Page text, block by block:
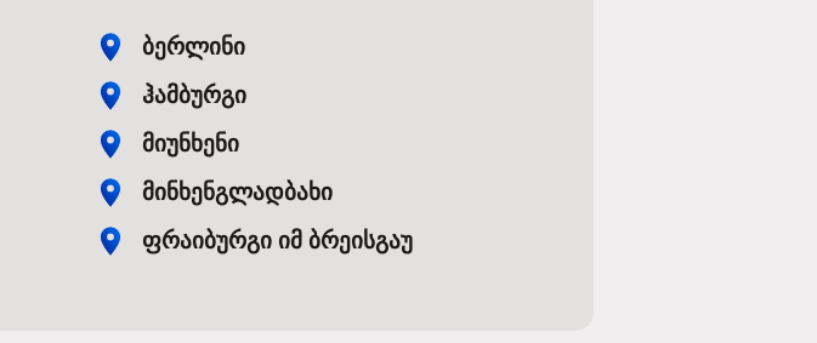
ბერლინი
ჰამბურგი
მიუნხენი
მინხენგლადბახი
ფრაიბურგი იმ ბრეისგაუ